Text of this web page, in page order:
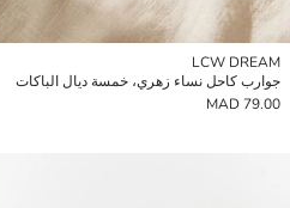
LCW DREAM
جوارب كاحل نساء زهري، خمسة ديال الباكات
79.00 MAD